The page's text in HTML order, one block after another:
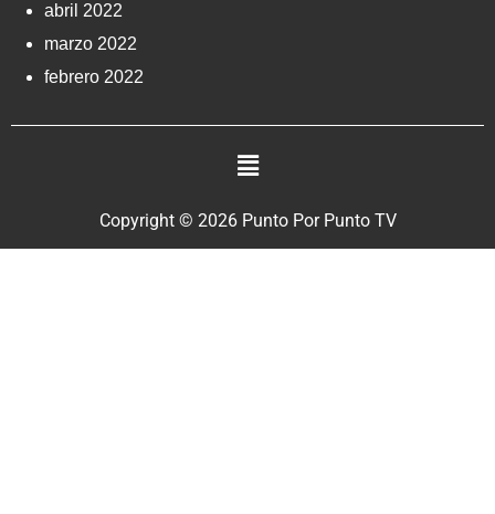
abril 2022
marzo 2022
febrero 2022
Copyright © 2026 Punto Por Punto TV